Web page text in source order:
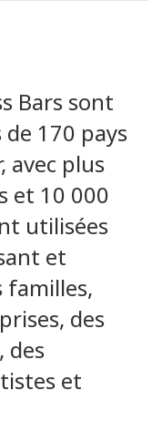
Bars sont
170 pays
avec plus
et 10 000
utilisées
et
familles,
des
des
et